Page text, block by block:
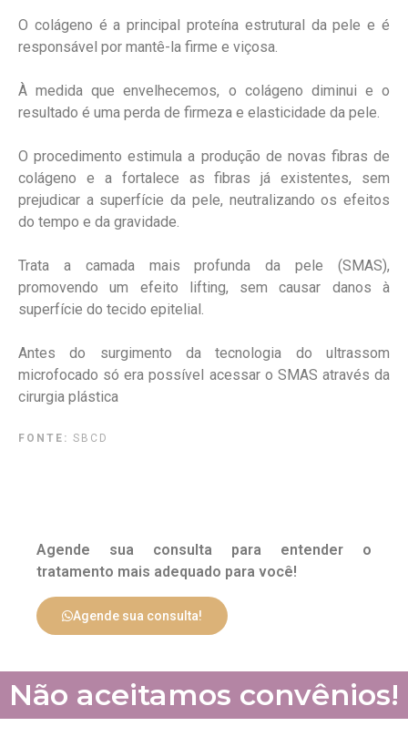
O colágeno é a principal proteína estrutural da pele e é
responsável por mantê-la firme e viçosa.
À medida que envelhecemos, o colágeno diminui e o
resultado é uma perda de firmeza e elasticidade da pele.
O procedimento estimula a produção de novas fibras de
colágeno e a fortalece as fibras já existentes, sem
prejudicar a superfície da pele, neutralizando os efeitos
do tempo e da gravidade.
Trata a camada mais profunda da pele (SMAS),
promovendo um efeito lifting, sem causar danos à
superfície do tecido epitelial.
Antes do surgimento da tecnologia do ultrassom
microfocado só era possível acessar o SMAS através da
cirurgia plástica
FONTE: SBCD
Agende sua consulta para entender o
tratamento mais adequado para você!
Agende sua consulta!
Não aceitamos convênios!